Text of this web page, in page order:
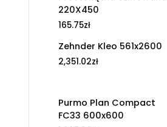
220X450
165.75zł
Zehnder Kleo 561x2600
2,351.02zł
Purmo Plan Compact
FC33 600x600